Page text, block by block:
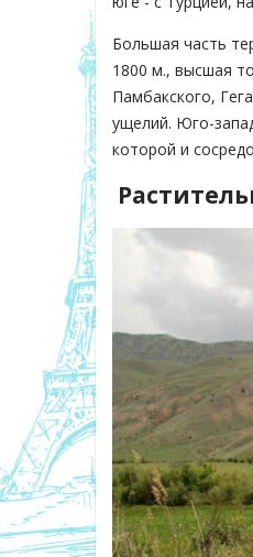
Большая часть
1800 м., высшая
Памбакского,
ущелий. Юго-
которой и